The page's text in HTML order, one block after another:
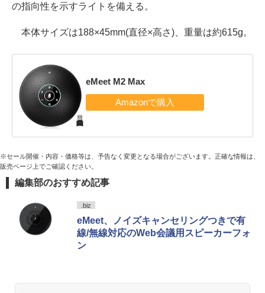
の指向性を示すライトを備える。
本体サイズは188×45mm(直径×高さ)、重量は約615g。
eMeet M2 Max
※セール開催・内容・価格等は、予告なく変更となる場合がございます。正確な情報は、
販売ページ上でご確認ください。
編集部のおすすめ記事
.biz
eMeet、ノイズキャンセリングつきで有
線/無線対応のWeb会議用スピーカーフォ
ン